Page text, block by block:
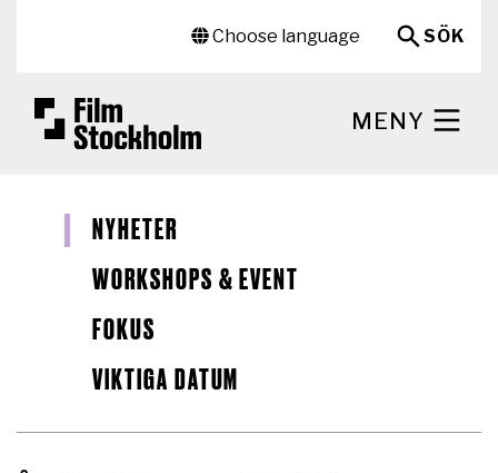
Choose language
SÖK
MENY
NYHETER
WORKSHOPS & EVENT
FOKUS
VIKTIGA DATUM